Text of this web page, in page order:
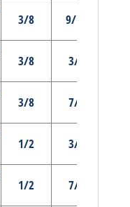
3/8 9/16
3/8 3/4
3/8 7/8
1/2 3/4
1/2 7/8